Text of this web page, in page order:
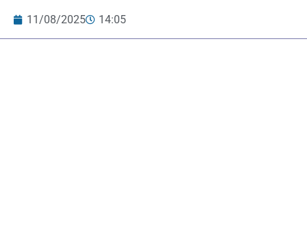
11/08/2025 14:05